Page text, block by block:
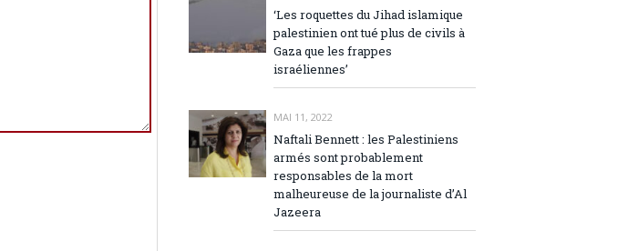
‘Les roquettes du Jihad islamique
palestinien ont tué plus de civils à
Gaza que les frappes
israéliennes’
MAI 11, 2022
Naftali Bennett : les Palestiniens
armés sont probablement
responsables de la mort
malheureuse de la journaliste d’Al
Jazeera